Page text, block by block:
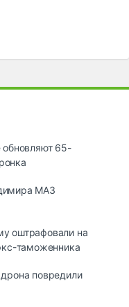
обновляют 65-
МАЗ
оштрафовали на
таможенника
повредили